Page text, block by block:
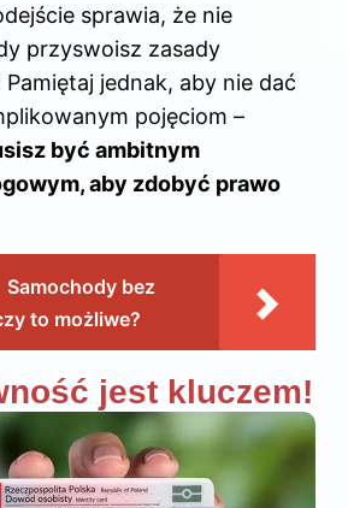
sprawia, że nie
przyswoisz zasady
jednak, aby nie dać
pojęciom –
być ambitnym
aby zdobyć prawo
Samochody bez
to możliwe?
jest kluczem!